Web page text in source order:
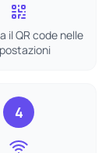
il QR code nelle
4